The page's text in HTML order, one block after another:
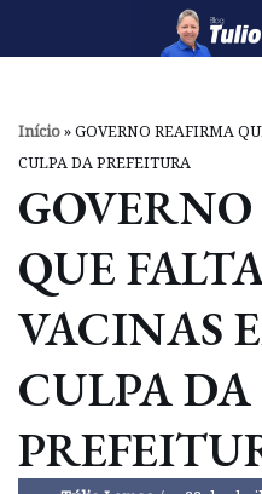
o
conteúdo
Início»GOVERNO REAFIRMA
CULPA DA PREFEITURA
QUE
VACINAS
CULPA DA